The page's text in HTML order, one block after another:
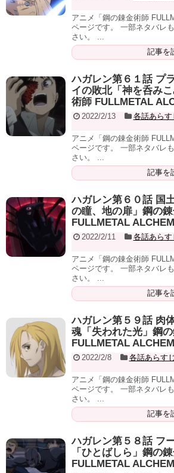
アニメ「鋼の錬金術師
ページです。 一部ネタバレ
さい。 ...
記事を
ハガレン第６１話 プ
イの敗北「神を呑み
術師 FULLMETAL
2022/2/13 各話あら
アニメ「鋼の錬金術師
ページです。 一部ネタバレ
さい。 ...
記事を
ハガレン第６０話 国
の瞳、地の扉」鋼の
FULLMETAL
2022/2/11 各話あら
アニメ「鋼の錬金術師
ページです。 一部ネタバレ
さい。 ...
記事を
ハガレン第５９話 肉
魂「失われた光」鋼
FULLMETAL
2022/2/8 各話あらす
アニメ「鋼の錬金術師
ページです。 一部ネタバレ
さい。 ...
記事を
ハガレン第５８話 フ
「ひとばしら」鋼の
FULLMETAL